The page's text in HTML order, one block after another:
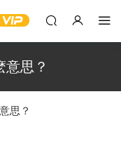
思？
思？